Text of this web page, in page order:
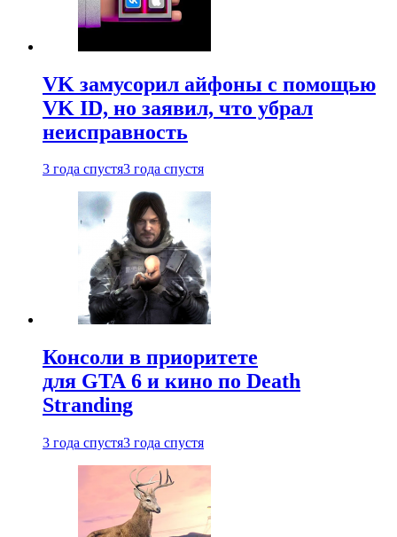
VK замусорил айфоны с помощью
VK ID, но заявил, что убрал
неисправность
3 года спустя3 года спустя
Консоли в приоритете
для GTA 6 и кино по Death
Stranding
3 года спустя3 года спустя